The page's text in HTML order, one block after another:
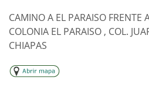
CAMINO A EL PARAISO FRENTE
COLONIA EL PARAISO , COL.
CHIAPAS